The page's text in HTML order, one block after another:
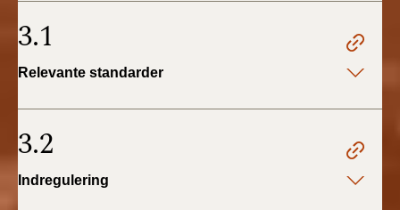
3.1
Relevante standarder
3.2
Indregulering